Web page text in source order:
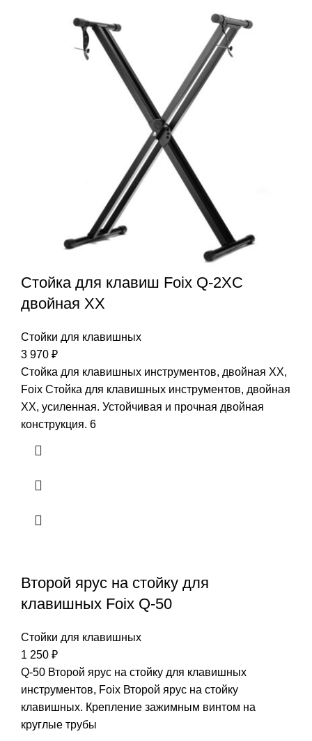
Стойка для клавиш Foix Q-2XC
двойная XX
Стойки для клавишных
3 970 ₽
Стойка для клавишных инструментов, двойная XX,
Foix Стойка для клавишных инструментов, двойная
XX, усиленная. Устойчивая и прочная двойная
конструкция. 6
Второй ярус на стойку для
клавишных Foix Q-50
Стойки для клавишных
1 250 ₽
Q-50 Второй ярус на стойку для клавишных
инструментов, Foix Второй ярус на стойку
клавишных. Крепление зажимным винтом на
круглые трубы